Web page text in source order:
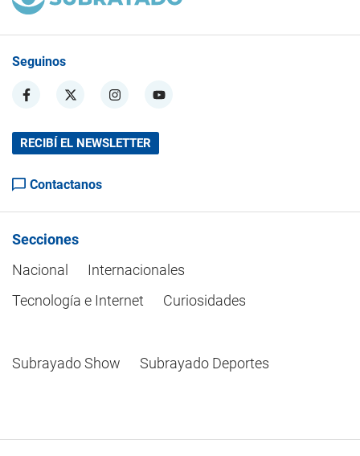
Seguinos
RECIBÍ EL NEWSLETTER
Contactanos
Secciones
Nacional
Internacionales
Tecnología e Internet
Curiosidades
Subrayado Show Subrayado Deportes